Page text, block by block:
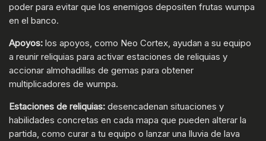
poder para evitar que los enemigos depositen frutas wumpa
en el banco.
Apoyos: los apoyos, como Neo Cortex, ayudan a su equipo
a reunir reliquias para activar estaciones de reliquias y
accionar almohadillas de gemas para obtener
multiplicadores de wumpa.
Estaciones de reliquias: desencadenan situaciones y
habilidades concretas en cada mapa que pueden alterar la
partida, como curar a tu equipo o lanzar una lluvia de lava